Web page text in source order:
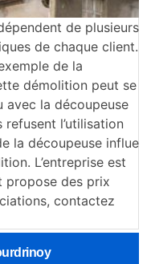
de plusieurs
de chaque client.
de la
démolition peut se
avec la découpeuse
l’utilisation
la découpeuse influe
L’entreprise est
propose des prix
contactez